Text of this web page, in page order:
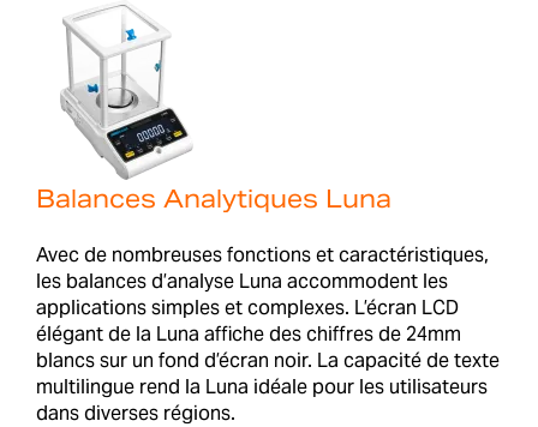
Balances Analytiques Luna
Avec de nombreuses fonctions et caractéristiques,
les balances d’analyse Luna accommodent les
applications simples et complexes. L’écran LCD
élégant de la Luna affiche des chiffres de 24mm
blancs sur un fond d’écran noir. La capacité de texte
multilingue rend la Luna idéale pour les utilisateurs
dans diverses régions.